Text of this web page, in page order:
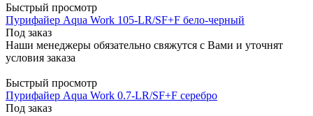
Быстрый просмотр
Пурифайер Aqua Work 105-LR/SF+F бело-черный
Под заказ
Наши менеджеры обязательно свяжутся с Вами и уточнят
условия заказа
Быстрый просмотр
Пурифайер Aqua Work 0.7-LR/SF+F серебро
Под заказ